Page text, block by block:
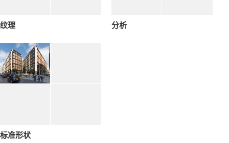
纹理 分析
标准形状